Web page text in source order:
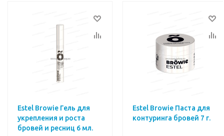
Estel Browie Гель для
укрепления и роста
бровей и ресниц 6 мл.
Estel Browie Паста для
контуринга бровей 7 г.